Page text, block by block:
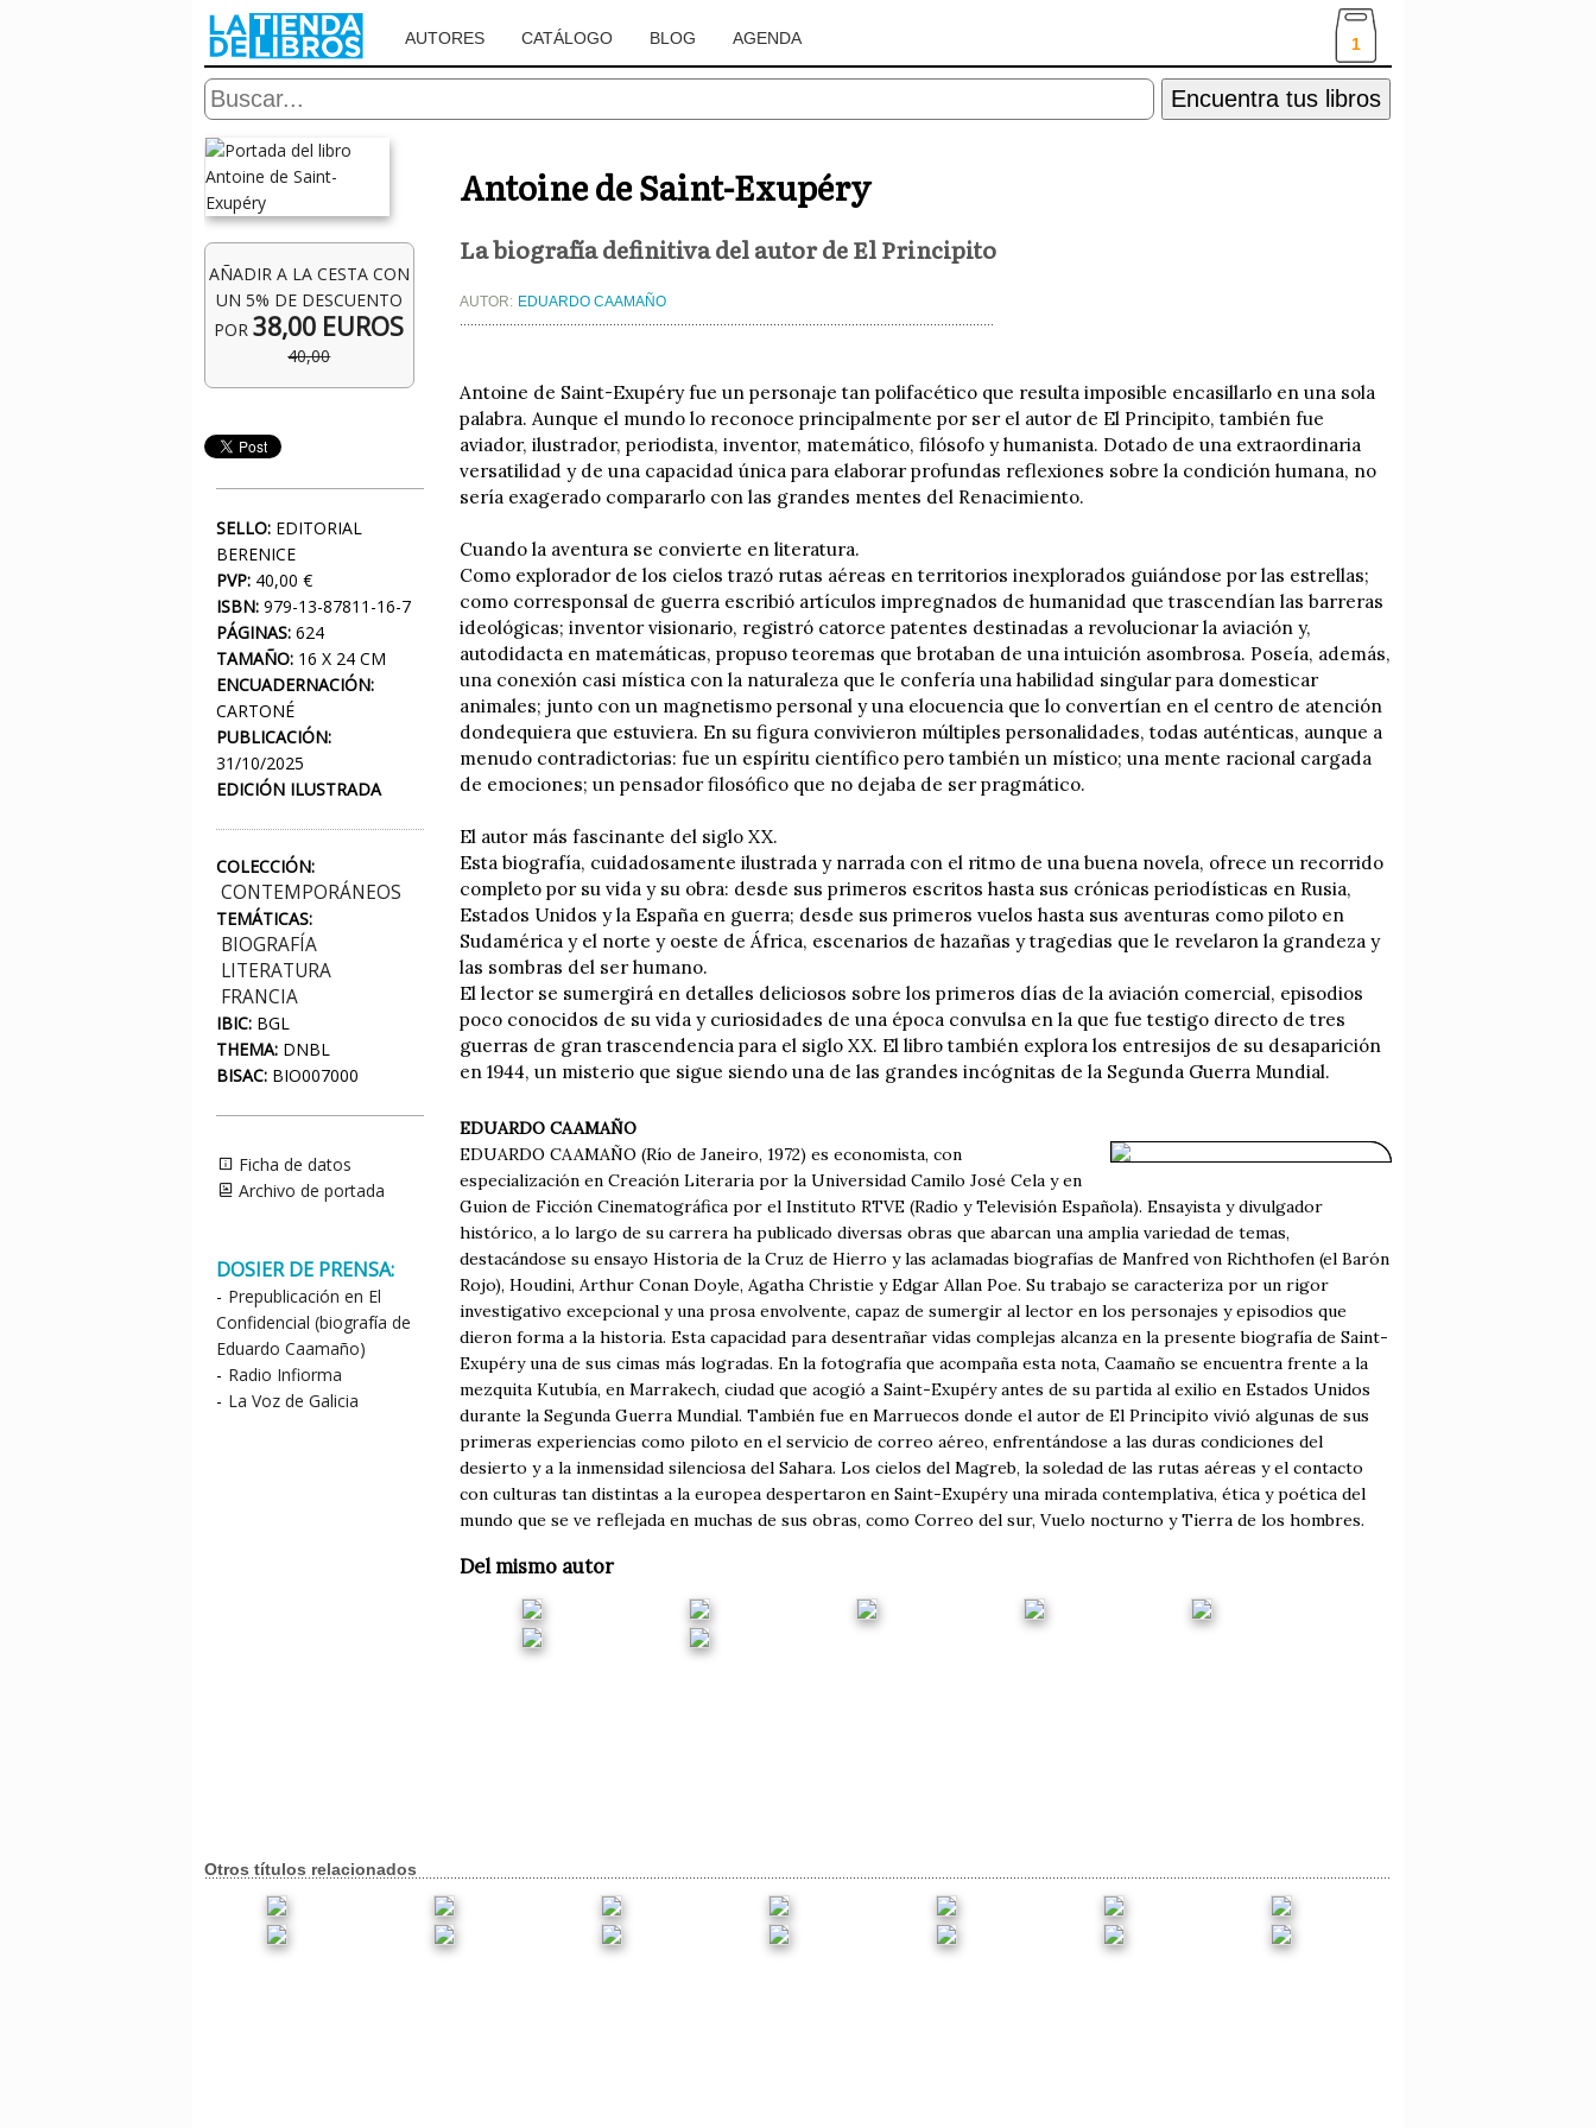
AUTORES CATÁLOGO BLOG AGENDA 1
Encuentra tus libros
AÑADIR A LA CESTA CON
UN 5% DE DESCUENTO
POR38,00 EUROS
40,00
SELLO: EDITORIAL
BERENICE
PVP: 40,00 €
ISBN: 979-13-87811-16-7
PÁGINAS: 624
TAMAÑO: 16 X 24 CM
ENCUADERNACIÓN:
CARTONÉ
PUBLICACIÓN:
31/10/2025
EDICIÓN ILUSTRADA
COLECCIÓN:
CONTEMPORÁNEOS
TEMÁTICAS:
BIOGRAFÍA
LITERATURA
FRANCIA
IBIC: BGL
THEMA: DNBL
BISAC: BIO007000
Ficha de datos
Archivo de portada
DOSIER DE PRENSA:
- Prepublicación en El
Confidencial (biografía de
Eduardo Caamaño)
- Radio Infiorma
- La Voz de Galicia
Antoine de Saint-Exupéry
La biografía definitiva del autor de El Principito
AUTOR: EDUARDO CAAMAÑO
Antoine de Saint-Exupéry fue un personaje tan polifacético que resulta imposible encasillarlo en una sola
palabra. Aunque el mundo lo reconoce principalmente por ser el autor de El Principito, también fue
aviador, ilustrador, periodista, inventor, matemático, filósofo y humanista. Dotado de una extraordinaria
versatilidad y de una capacidad única para elaborar profundas reflexiones sobre la condición humana, no
sería exagerado compararlo con las grandes mentes del Renacimiento.
Cuando la aventura se convierte en literatura.
Como explorador de los cielos trazó rutas aéreas en territorios inexplorados guiándose por las estrellas;
como corresponsal de guerra escribió artículos impregnados de humanidad que trascendían las barreras
ideológicas; inventor visionario, registró catorce patentes destinadas a revolucionar la aviación y,
autodidacta en matemáticas, propuso teoremas que brotaban de una intuición asombrosa. Poseía, además,
una conexión casi mística con la naturaleza que le confería una habilidad singular para domesticar
animales; junto con un magnetismo personal y una elocuencia que lo convertían en el centro de atención
dondequiera que estuviera. En su figura convivieron múltiples personalidades, todas auténticas, aunque a
menudo contradictorias: fue un espíritu científico pero también un místico; una mente racional cargada
de emociones; un pensador filosófico que no dejaba de ser pragmático.
El autor más fascinante del siglo XX.
Esta biografía, cuidadosamente ilustrada y narrada con el ritmo de una buena novela, ofrece un recorrido
completo por su vida y su obra: desde sus primeros escritos hasta sus crónicas periodísticas en Rusia,
Estados Unidos y la España en guerra; desde sus primeros vuelos hasta sus aventuras como piloto en
Sudamérica y el norte y oeste de África, escenarios de hazañas y tragedias que le revelaron la grandeza y
las sombras del ser humano.
El lector se sumergirá en detalles deliciosos sobre los primeros días de la aviación comercial, episodios
poco conocidos de su vida y curiosidades de una época convulsa en la que fue testigo directo de tres
guerras de gran trascendencia para el siglo XX. El libro también explora los entresijos de su desaparición
en 1944, un misterio que sigue siendo una de las grandes incógnitas de la Segunda Guerra Mundial.
EDUARDO CAAMAÑO
EDUARDO CAAMAÑO (Río de Janeiro, 1972) es economista, con
especialización en Creación Literaria por la Universidad Camilo José Cela y en
Guion de Ficción Cinematográfica por el Instituto RTVE (Radio y Televisión Española). Ensayista y divulgador
histórico, a lo largo de su carrera ha publicado diversas obras que abarcan una amplia variedad de temas,
destacándose su ensayo Historia de la Cruz de Hierro y las aclamadas biografías de Manfred von Richthofen (el Barón
Rojo), Houdini, Arthur Conan Doyle, Agatha Christie y Edgar Allan Poe. Su trabajo se caracteriza por un rigor
investigativo excepcional y una prosa envolvente, capaz de sumergir al lector en los personajes y episodios que
dieron forma a la historia. Esta capacidad para desentrañar vidas complejas alcanza en la presente biografía de Saint-
Exupéry una de sus cimas más logradas. En la fotografía que acompaña esta nota, Caamaño se encuentra frente a la
mezquita Kutubía, en Marrakech, ciudad que acogió a Saint-Exupéry antes de su partida al exilio en Estados Unidos
durante la Segunda Guerra Mundial. También fue en Marruecos donde el autor de El Principito vivió algunas de sus
primeras experiencias como piloto en el servicio de correo aéreo, enfrentándose a las duras condiciones del
desierto y a la inmensidad silenciosa del Sahara. Los cielos del Magreb, la soledad de las rutas aéreas y el contacto
con culturas tan distintas a la europea despertaron en Saint-Exupéry una mirada contemplativa, ética y poética del
mundo que se ve reflejada en muchas de sus obras, como Correo del sur, Vuelo nocturno y Tierra de los hombres.
Del mismo autor
Otros títulos relacionados